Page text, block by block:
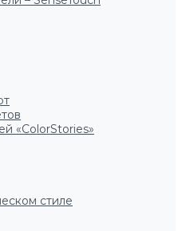
«ColorStories»
стиле